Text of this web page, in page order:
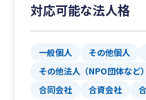
対応可能な法人格
一般個人 その他個人
その他法人（NPO団体など）
合同会社
合資会社